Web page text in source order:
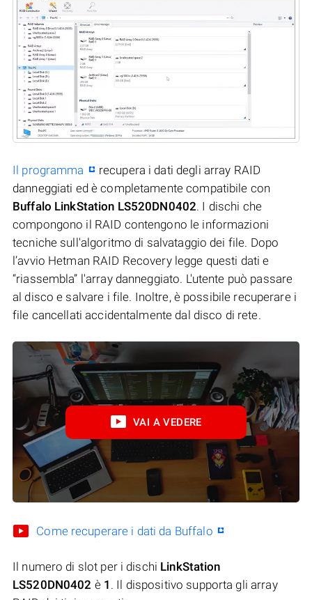
Il programma
recupera i dati degli array RAID
danneggiati ed è completamente compatibile con
Buffalo LinkStation LS520DN0402. I dischi che
compongono il RAID contengono le informazioni
tecniche sull'algoritmo di salvataggio dei file. Dopo
l’avvio Hetman RAID Recovery legge questi dati e
“riassembla” l'array danneggiato. L'utente può passare
al disco e salvare i file. Inoltre, è possibile recuperare i
file cancellati accidentalmente dal disco di rete.
VAI A VEDERE
Come recuperare i dati da Buffalo
Il numero di slot per i dischi LinkStation
LS520DN0402 è 1 . Il dispositivo supporta gli array